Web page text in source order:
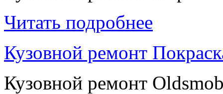
Читать подробнее
Кузовной ремонт
Кузовной ремонт